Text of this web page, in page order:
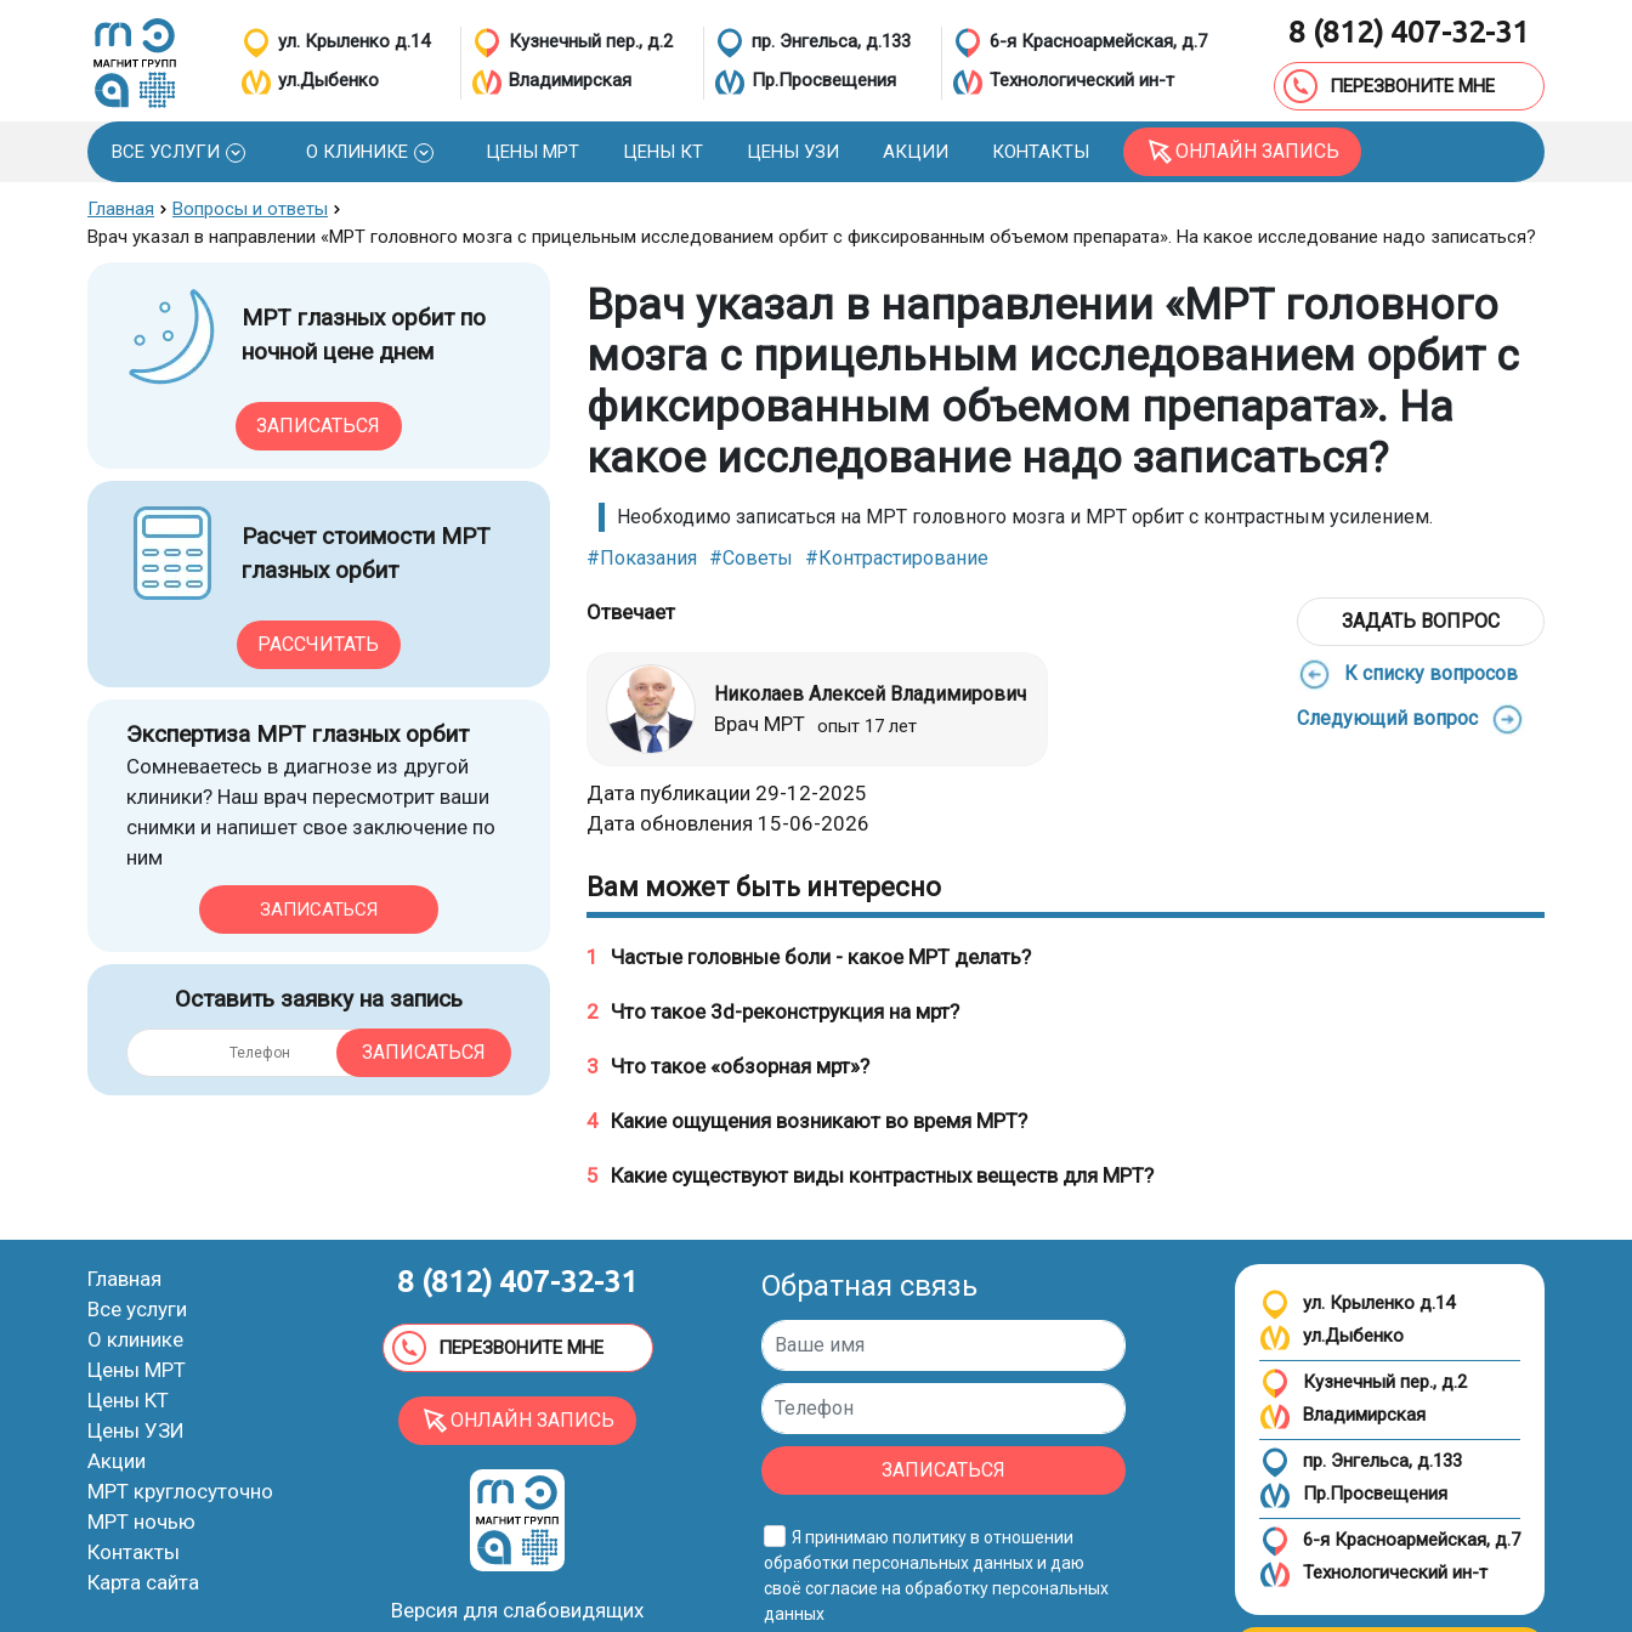
ул. Крыленко д.14
ул.Дыбенко
Кузнечный пер., д.2
Владимирская
пр. Энгельса, д.133
Пр.Просвещения
6-я Красноармейская, д.7
Технологический ин-т
8 (812) 407-32-31
ПЕРЕЗВОНИТЕ МНЕ
ВСЕ УСЛУГИ О КЛИНИКЕ ЦЕНЫ МРТ ЦЕНЫ КТ ЦЕНЫ УЗИ АКЦИИ КОНТАКТЫ ОНЛАЙН ЗАПИСЬ
Главная
Вопросы и ответы
Врач указал в направлении «МРТ головного мозга с прицельным исследованием орбит с фиксированным объемом препарата». На какое исследование надо записаться?
МРТ глазных орбит по
ночной цене днем
ЗАПИСАТЬСЯ
Расчет стоимости МРТ
глазных орбит
РАССЧИТАТЬ
Экспертиза МРТ глазных орбит
Сомневаетесь в диагнозе из другой
клиники? Наш врач пересмотрит ваши
снимки и напишет свое заключение по
ним
ЗАПИСАТЬСЯ
Оставить заявку на запись
ЗАПИСАТЬСЯ
Врач указал в направлении «МРТ головного
мозга с прицельным исследованием орбит с
фиксированным объемом препарата». На
какое исследование надо записаться?
Необходимо записаться на МРТ головного мозга и МРТ орбит с контрастным усилением.
#Показания #Советы #Контрастирование
Отвечает
Николаев Алексей Владимирович
Врач МРТ опыт 17 лет
Дата публикации 29-12-2025
Дата обновления 15-06-2026
ЗАДАТЬ ВОПРОС
К списку вопросов
Следующий вопрос
Вам может быть интересно
1 Частые головные боли - какое МРТ делать?
2 Что такое 3d-реконструкция на мрт?
3 Что такое «обзорная мрт»?
4 Какие ощущения возникают во время МРТ?
5 Какие существуют виды контрастных веществ для МРТ?
Главная
Все услуги
О клинике
Цены МРТ
Цены КТ
Цены УЗИ
Акции
МРТ круглосуточно
МРТ ночью
Контакты
Карта сайта
8 (812) 407-32-31
ПЕРЕЗВОНИТЕ МНЕ
ОНЛАЙН ЗАПИСЬ
Версия для слабовидящих
Обратная связь
ЗАПИСАТЬСЯ
Я принимаюполитику в отношении
обработки персональных данныхи даю
своёсогласие на обработку персональных
данных
ул. Крыленко д.14
ул.Дыбенко
Кузнечный пер., д.2
Владимирская
пр. Энгельса, д.133
Пр.Просвещения
6-я Красноармейская, д.7
Технологический ин-т